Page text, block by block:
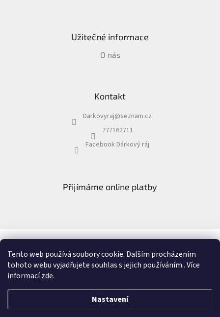
Tento web používá soubory cookie. Dalším procházením
tohoto webu vyjadřujete souhlas s jejich používáním.. Více
informacízde.
Nastavení
Užitečné informace
O nás
Kontakt
Darkovyraj@seznam.cz
777162711
Facebook Dárkový ráj
Přijímáme online platby
Vytvořil Shoptet &